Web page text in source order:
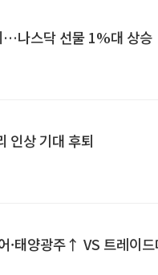
…나스닥 선물 1%대 상승
상 기대 후퇴
·태양광주↑ VS 트레이